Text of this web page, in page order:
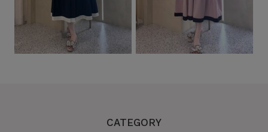
CATEGORY